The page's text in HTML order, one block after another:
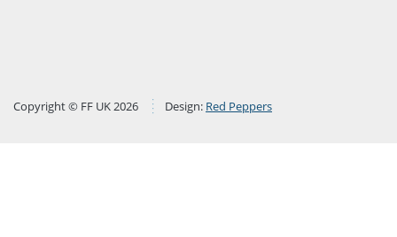
Copyright © FF UK 2026 Design: Red Peppers